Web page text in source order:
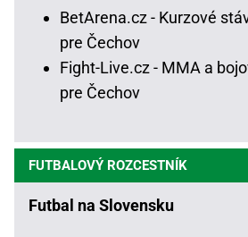
BetArena.cz - Kurzové
pre Čechov
Fight-Live.cz - MMA a
pre Čechov
FUTBALOVÝ ROZCESTNÍK
Futbal na Slovensku